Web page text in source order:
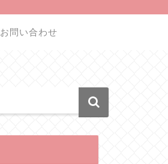
お問い合わせ